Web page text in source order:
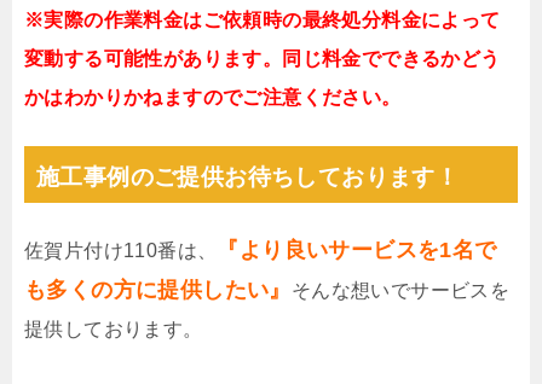
※実際の作業料金はご依頼時の最終処分料金によって
変動する可能性があります。同じ料金でできるかどう
かはわかりかねますのでご注意ください。
施工事例のご提供お待ちしております！
佐賀片付け110番は、
『より良いサービスを1名で
も多くの方に提供したい』
そんな想いでサービスを
提供しております。